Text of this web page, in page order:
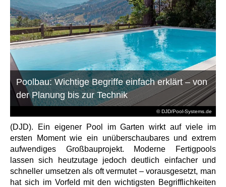
© DJD/Pool-Systems.de
Poolbau: Wichtige Begriffe einfach erklärt – von
der Planung bis zur Technik
(DJD). Ein eigener Pool im Garten wirkt auf viele im
ersten Moment wie ein unüberschaubares und extrem
aufwendiges Großbauprojekt. Moderne Fertigpools
lassen sich heutzutage jedoch deutlich einfacher und
schneller umsetzen als oft vermutet – vorausgesetzt, man
hat sich im Vorfeld mit den wichtigsten Begrifflichkeiten